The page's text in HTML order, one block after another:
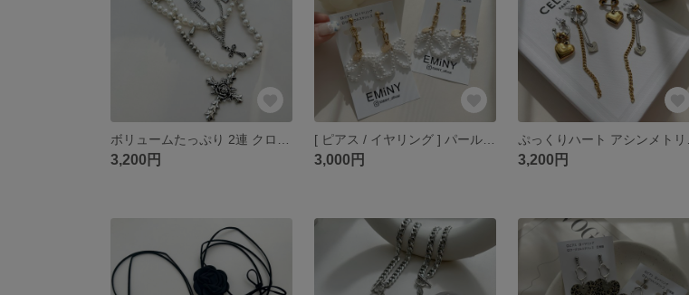
3,200円
[ ピアス / イヤリング ] パール フラワーりぼん
3,000円 3,200円